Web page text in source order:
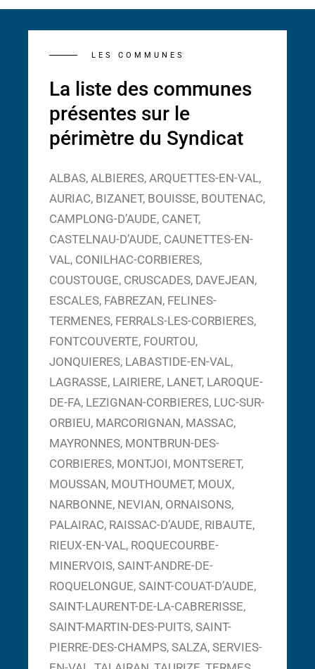
LES COMMUNES
La liste des communes
présentes sur le
périmètre du Syndicat
ALBAS, ALBIERES, ARQUETTES-EN-VAL,
AURIAC, BIZANET, BOUISSE, BOUTENAC,
CAMPLONG-D’AUDE, CANET,
CASTELNAU-D’AUDE, CAUNETTES-EN-
VAL, CONILHAC-CORBIERES,
COUSTOUGE, CRUSCADES, DAVEJEAN,
ESCALES, FABREZAN, FELINES-
TERMENES, FERRALS-LES-CORBIERES,
FONTCOUVERTE, FOURTOU,
JONQUIERES, LABASTIDE-EN-VAL,
LAGRASSE, LAIRIERE, LANET, LAROQUE-
DE-FA, LEZIGNAN-CORBIERES, LUC-SUR-
ORBIEU, MARCORIGNAN, MASSAC,
MAYRONNES, MONTBRUN-DES-
CORBIERES, MONTJOI, MONTSERET,
MOUSSAN, MOUTHOUMET, MOUX,
NARBONNE, NEVIAN, ORNAISONS,
PALAIRAC, RAISSAC-D’AUDE, RIBAUTE,
RIEUX-EN-VAL, ROQUECOURBE-
MINERVOIS, SAINT-ANDRE-DE-
ROQUELONGUE, SAINT-COUAT-D’AUDE,
SAINT-LAURENT-DE-LA-CABRERISSE,
SAINT-MARTIN-DES-PUITS, SAINT-
PIERRE-DES-CHAMPS, SALZA, SERVIES-